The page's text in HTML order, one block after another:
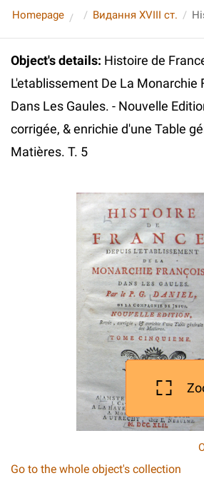
Homepage Видання XVIII ст.
Object's details: Histoire de
L'etablissement De La Monarchie
Dans Les Gaules. - Nouvelle
corrigée, & enrichie d'une Table
Matières. T. 5
Go to the whole object's collection